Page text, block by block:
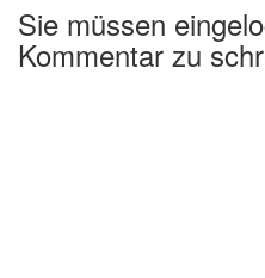
Sie müssen
Kommentar zu